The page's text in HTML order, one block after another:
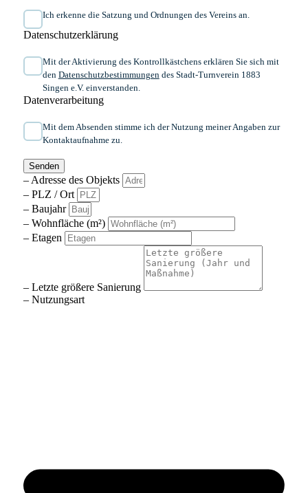
Ich erkenne die Satzung und Ordnungen des Vereins an.
Datenschutzerklärung
Mit der Aktivierung des Kontrollkästchens erklären Sie sich mit
den Datenschutzbestimmungen des Stadt-Turnverein 1883
Singen e.V. einverstanden.
Datenverarbeitung
Mit dem Absenden stimme ich der Nutzung meiner Angaben zur
Kontaktaufnahme zu.
Senden
– Adresse des Objekts
– PLZ / Ort
– Baujahr
– Wohnfläche (m²)
– Etagen
– Letzte größere Sanierung
– Nutzungsart